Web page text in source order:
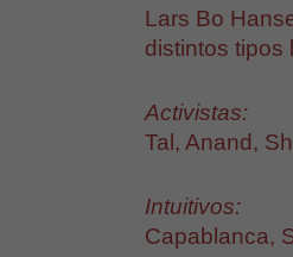
Lars Bo
distintos tipos
Activistas:
Tal, Anand,
Intuitivos:
Capablanca,